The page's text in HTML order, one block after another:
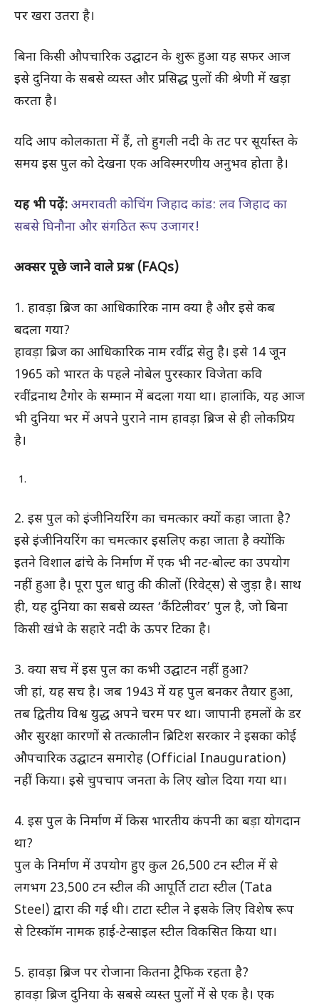
पर खरा उतरा है।
बिना किसी औपचारिक उद्घाटन के शुरू हुआ यह सफर आज
इसे दुनिया के सबसे व्यस्त और प्रसिद्ध पुलों की श्रेणी में खड़ा
करता है।
यदि आप कोलकाता में हैं, तो हुगली नदी के तट पर सूर्यास्त के
समय इस पुल को देखना एक अविस्मरणीय अनुभव होता है।
यह भी पढ़ें: अमरावती कोचिंग जिहाद कांड: लव जिहाद का
सबसे घिनौना और संगठित रूप उजागर!
अक्सर पूछे जाने वाले प्रश्न (FAQs)
1. हावड़ा ब्रिज का आधिकारिक नाम क्या है और इसे कब
बदला गया?
हावड़ा ब्रिज का आधिकारिक नाम रवींद्र सेतु है। इसे 14 जून
1965 को भारत के पहले नोबेल पुरस्कार विजेता कवि
रवींद्रनाथ टैगोर के सम्मान में बदला गया था। हालांकि, यह आज
भी दुनिया भर में अपने पुराने नाम हावड़ा ब्रिज से ही लोकप्रिय
है।
2. इस पुल को इंजीनियरिंग का चमत्कार क्यों कहा जाता है?
इसे इंजीनियरिंग का चमत्कार इसलिए कहा जाता है क्योंकि
इतने विशाल ढांचे के निर्माण में एक भी नट-बोल्ट का उपयोग
नहीं हुआ है। पूरा पुल धातु की कीलों (रिवेट्स) से जुड़ा है। साथ
ही, यह दुनिया का सबसे व्यस्त ‘कैंटिलीवर’ पुल है, जो बिना
किसी खंभे के सहारे नदी के ऊपर टिका है।
3. क्या सच में इस पुल का कभी उद्घाटन नहीं हुआ?
जी हां, यह सच है। जब 1943 में यह पुल बनकर तैयार हुआ,
तब द्वितीय विश्व युद्ध अपने चरम पर था। जापानी हमलों के डर
और सुरक्षा कारणों से तत्कालीन ब्रिटिश सरकार ने इसका कोई
औपचारिक उद्घाटन समारोह (Official Inauguration)
नहीं किया। इसे चुपचाप जनता के लिए खोल दिया गया था।
4. इस पुल के निर्माण में किस भारतीय कंपनी का बड़ा योगदान
था?
पुल के निर्माण में उपयोग हुए कुल 26,500 टन स्टील में से
लगभग 23,500 टन स्टील की आपूर्ति टाटा स्टील (Tata
Steel) द्वारा की गई थी। टाटा स्टील ने इसके लिए विशेष रूप
से टिस्कॉम नामक हाई-टेन्साइल स्टील विकसित किया था।
5. हावड़ा ब्रिज पर रोजाना कितना ट्रैफिक रहता है?
हावड़ा ब्रिज दुनिया के सबसे व्यस्त पुलों में से एक है। एक